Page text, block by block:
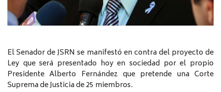
El Senador de JSRN se manifestó en contra del proyecto de
Ley que será presentado hoy en sociedad por el propio
Presidente Alberto Fernández que pretende una Corte
Suprema de Justicia de 25 miembros.